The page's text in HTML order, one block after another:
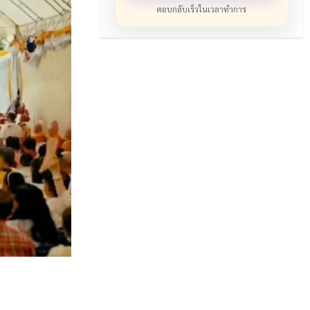
ตอบกลับเร็วในเวลาทำการ